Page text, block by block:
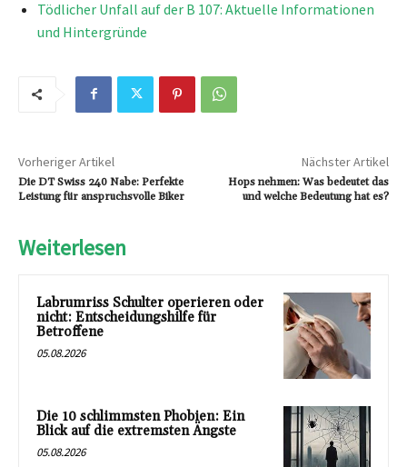
Tödlicher Unfall auf der B 107: Aktuelle Informationen
und Hintergründe
Vorheriger Artikel
Die DT Swiss 240 Nabe: Perfekte
Leistung für anspruchsvolle Biker
Nächster Artikel
Hops nehmen: Was bedeutet das
und welche Bedeutung hat es?
Weiterlesen
Labrumriss Schulter operieren oder
nicht: Entscheidungshilfe für
Betroffene
05.08.2026
Die 10 schlimmsten Phobien: Ein
Blick auf die extremsten Ängste
05.08.2026